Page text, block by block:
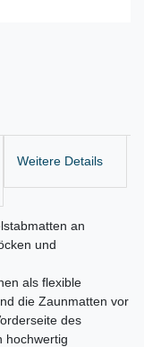
Weitere Details
an
und
als flexible
die Zaunmatten vor
des
hochwertig